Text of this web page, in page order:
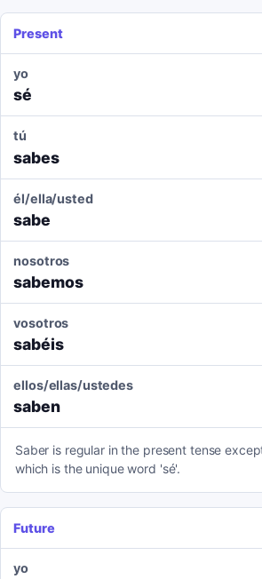
Present
yo
sé
tú
sabes
él/ella/usted
sabe
nosotros
sabemos
vosotros
sabéis
ellos/ellas/ustedes
saben
Saber is regular in the present tense
which is the unique word 'sé'.
Future
yo